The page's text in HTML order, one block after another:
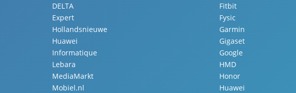
DELTA
Expert
Hollandsnieuwe
Huawei
Informatique
Lebara
MediaMarkt
Mobiel.nl
Fitbit
Fysic
Garmin
Gigaset
Google
HMD
Honor
Huawei